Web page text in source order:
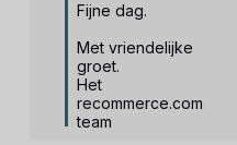
Fijne dag.
Met vriendelijke
groet.
Het
recommerce.com
team